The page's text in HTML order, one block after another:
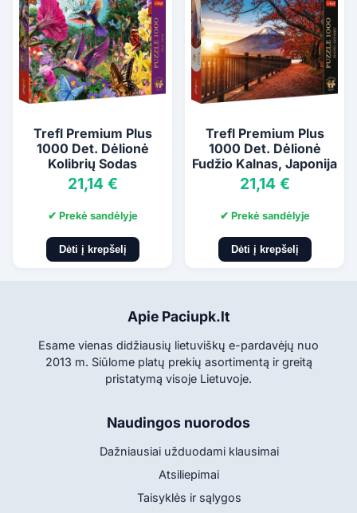
Trefl Premium Plus
1000 Det. Dėlionė
Kolibrių Sodas
21,14 €
✔ Prekė sandėlyje
Dėti į krepšelį
Trefl Premium Plus
1000 Det. Dėlionė
Fudžio Kalnas, Japonija
21,14 €
✔ Prekė sandėlyje
Dėti į krepšelį
Apie Paciupk.lt
Esame vienas didžiausių lietuviškų e-pardavėjų nuo
2013 m. Siūlome platų prekių asortimentą ir greitą
pristatymą visoje Lietuvoje.
Naudingos nuorodos
Dažniausiai užduodami klausimai
Atsiliepimai
Taisyklės ir sąlygos